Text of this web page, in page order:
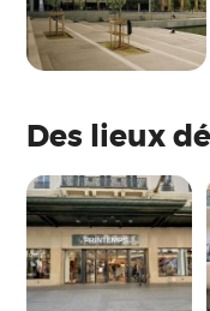
Des lieux